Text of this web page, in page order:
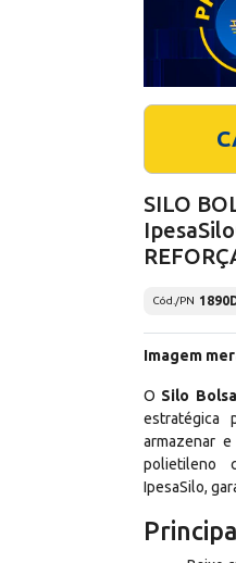
SILO
Cód./PN
Imagem
O Silo
estratégica
armazenar
polietileno
IpesaSilo,